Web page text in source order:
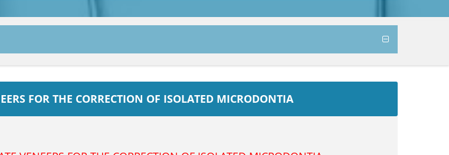
FOR THE CORRECTION OF ISOLATED MICRODONTIA